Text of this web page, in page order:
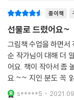
『그림책이라는 산』은
누구는 그림책 작가가
을 위해서 글을 쓰지
해 모아 놓은 글을 책
매우 섬세하다. 섬세하
늦깎이로 그림책 작가
고 난 뒤에도 얼마나
종이책
선물로 드렸어요~
그림책 수업을 하면서
순 작가님이 대해 더
어요. 책이 작아서 좀 놀랐지만 작지만 다 큰 내용이
요.~~ 지인 분도 꼭
저도 기회가 되면 읽
s*****5